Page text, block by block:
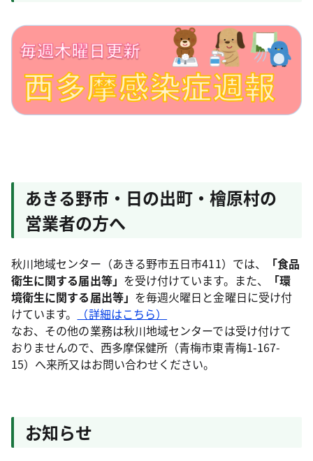
あきる野市・日の出町・檜原村の
営業者の方へ
秋川地域センター（あきる野市五日市411）では、
「食品
衛生に関する届出等」 を受け付けています。また、
「環
境衛生に関する届出等」 を毎週火曜日と金曜日に受け付
けています。
（詳細はこちら）
なお、その他の業務は秋川地域センターでは受け付けて
おりませんので、西多摩保健所（青梅市東青梅1-167-
15）へ来所又はお問い合わせください。
お知らせ